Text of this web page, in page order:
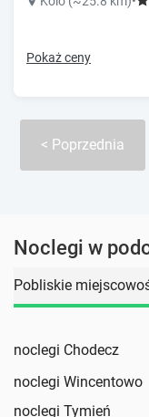
Pokaż ceny
Poprzednia
Noclegi w
Pobliskie
noclegi Chodecz
noclegi Wincentowo
noclegi Tymień